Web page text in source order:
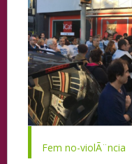
Fem no-violÃ¨ncia